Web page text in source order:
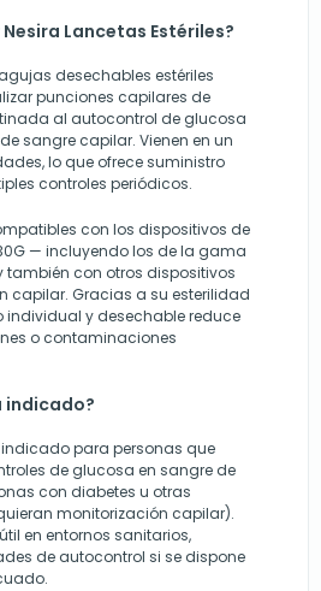
Lancetas Estériles?
desechables estériles
punciones capilares de
al autocontrol de glucosa
sangre capilar. Vienen en un
lo que ofrece suministro
controles periódicos.
con los dispositivos de
— incluyendo los de la gama
también con otros dispositivos
capilar. Gracias a su esterilidad
individual y desechable reduce
o contaminaciones
indicado?
para personas que
de glucosa en sangre de
con diabetes u otras
monitorización capilar).
en entornos sanitarios,
de autocontrol si se dispone